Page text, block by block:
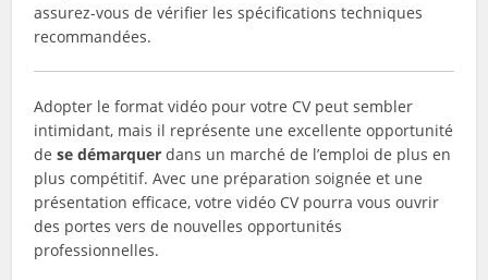
assurez-vous de vérifier les spécifications techniques
recommandées.
Adopter le format vidéo pour votre CV peut sembler
intimidant, mais il représente une excellente opportunité
dese démarquer dans un marché de l’emploi de plus en
plus compétitif. Avec une préparation soignée et une
présentation efficace, votre vidéo CV pourra vous ouvrir
des portes vers de nouvelles opportunités
professionnelles.